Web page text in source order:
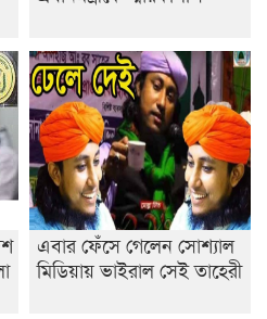
জয়
নিহত
আবিদের
এবার ফেঁসে গেলেন সোশ্যাল
মিডিয়ায় ভাইরাল সেই তাহেরী